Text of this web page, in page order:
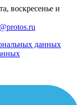
воскресенье и
данных